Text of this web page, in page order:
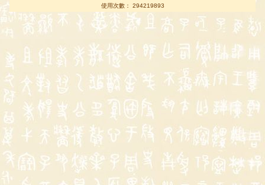
使用次數： 294219893